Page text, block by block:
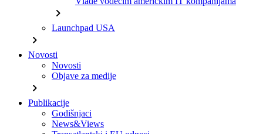
chevron_right
Launchpad USA
chevron_right
Novosti
Novosti
Objave za medije
chevron_right
Publikacije
Godišnjaci
News&Views